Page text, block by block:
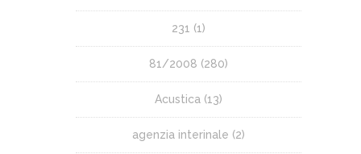
231 (1)
81/2008 (280)
Acustica (13)
agenzia interinale (2)